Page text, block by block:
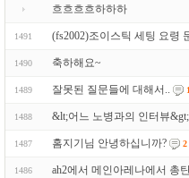
흐흐흐흐하하하
1491 (fs2002)조이스틱 세팅 요령
1490 축하해요~
1489 잘못된 질문들에 대해서..
1488 &lt;어느 노병과의 인터뷰
1487 홈지기님 안녕하십니까? 2
1486 ah2에서 메인아레나에서 총